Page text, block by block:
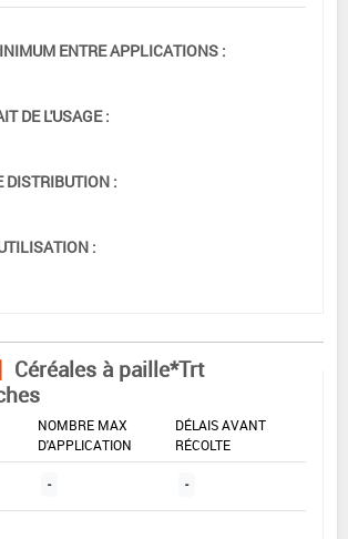
ENTRE APPLICATIONS :
DE L'USAGE :
DISTRIBUTION :
:
Céréales à paille*Trt
NOMBRE MAX
D'APPLICATION
DÉLAIS AVANT
RÉCOLTE
- -